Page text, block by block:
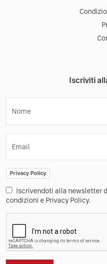
Iscriviti
Nome
Email
Privacy Policy
Iscrivendoti alla newsletter
condizioni e Privacy Policy.